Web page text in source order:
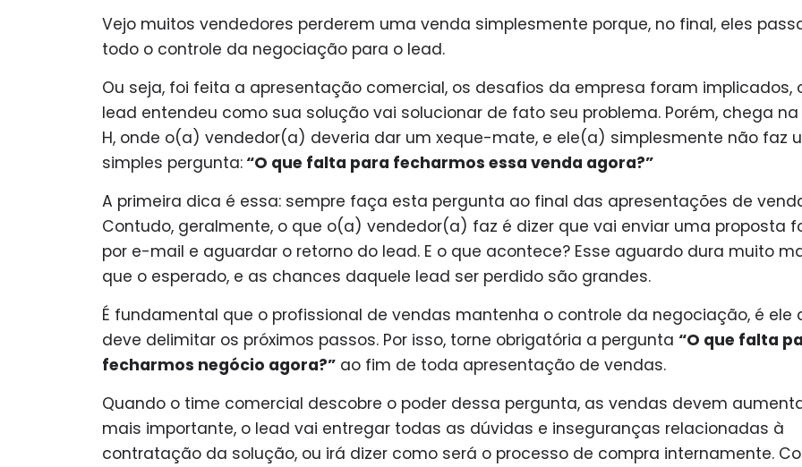
Vejo muitos vendedores perderem uma venda simplesmente porque, no final, eles
todo o controle da negociação para o lead.
Ou seja, foi feita a apresentação comercial, os desafios da empresa foram implicados,
lead entendeu como sua solução vai solucionar de fato seu problema. Porém, chega na
H, onde o(a) vendedor(a) deveria dar um xeque-mate, e ele(a) simplesmente não faz
simples pergunta:“O que falta para fecharmos essa venda agora?”
A primeira dica é essa: sempre faça esta pergunta ao final das apresentações de
Contudo, geralmente, o que o(a) vendedor(a) faz é dizer que vai enviar uma proposta
por e-mail e aguardar o retorno do lead. E o que acontece? Esse aguardo dura muito
que o esperado, e as chances daquele lead ser perdido são grandes.
É fundamental que o profissional de vendas mantenha o controle da negociação, é ele
deve delimitar os próximos passos. Por isso, torne obrigatória a pergunta “O que falta
fecharmos negócio agora?” ao fim de toda apresentação de vendas.
Quando o time comercial descobre o poder dessa pergunta, as vendas devem
mais importante, o lead vai entregar todas as dúvidas e inseguranças relacionadas à
contratação da solução, ou irá dizer como será o processo de compra internamente.